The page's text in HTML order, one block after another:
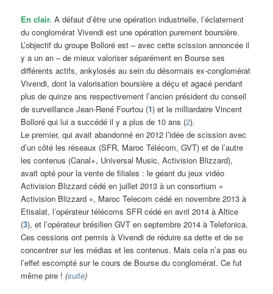
En clair. A défaut d’être une opération industrielle, l’éclatement
du conglomérat Vivendi est une opération purement boursière.
L’objectif du groupe Bolloré est – avec cette scission annoncée il
y a un an – de mieux valoriser séparément en Bourse ses
différents actifs, ankylosés au sein du désormais ex-conglomérat
Vivendi, dont la valorisation boursière a déçu et agacé pendant
plus de quinze ans respectivement l’ancien président du conseil
de surveillance Jean-René Fourtou (1) et le milliardaire Vincent
Bolloré qui lui a succédé il y a plus de 10 ans (2).
Le premier, qui avait abandonné en 2012 l’idée de scission avec
d’un côté les réseaux (SFR, Maroc Télécom, GVT) et de l’autre
les contenus (Canal+, Universal Music, Activision Blizzard),
avait opté pour la vente de filiales : le géant du jeux vidéo
Activision Blizzard cédé en juillet 2013 à un consortium «
Activision Blizzard », Maroc Telecom cédé en novembre 2013 à
Etisalat, l’opérateur télécoms SFR cédé en avril 2014 à Altice
(3), et l’opérateur brésilien GVT en septembre 2014 à Telefonica.
Ces cessions ont permis à Vivendi de réduire sa dette et de se
concentrer sur les médias et les contenus. Mais cela n’a pas eu
l’effet escompté sur le cours de Bourse du conglomérat. Ce fut
même pire !(suite)